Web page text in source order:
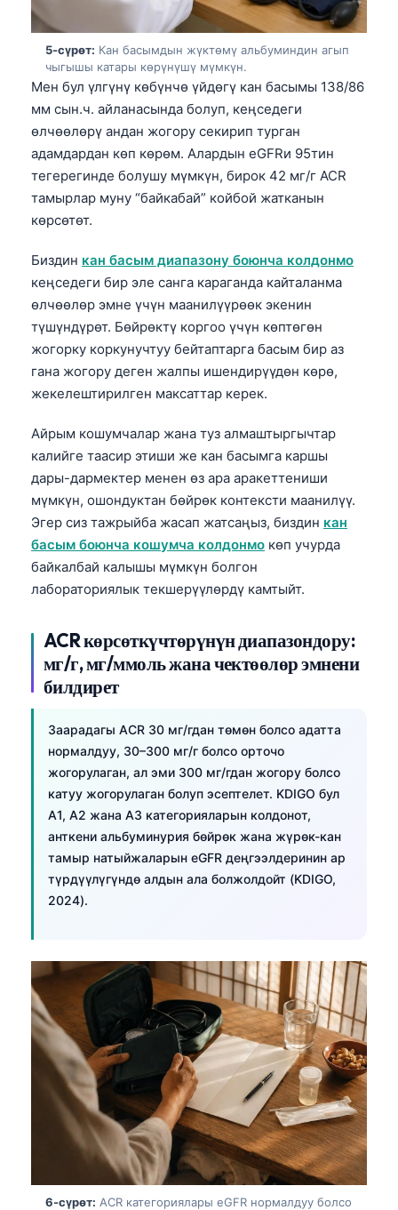
5-сүрөт: Кан басымдын жүктөмү альбуминдин агып
чыгышы катары көрүнүшү мүмкүн.
Мен бул үлгүнү көбүнчө үйдөгү кан басымы 138/86
мм сын.ч. айланасында болуп, кеңседеги
өлчөөлөрү андан жогору секирип турган
адамдардан көп көрөм. Алардын eGFRи 95тин
тегерегинде болушу мүмкүн, бирок 42 мг/г ACR
тамырлар муну “байкабай” койбой жатканын
көрсөтөт.
Биздин кан басым диапазону боюнча колдонмо
кеңседеги бир эле санга караганда кайталанма
өлчөөлөр эмне үчүн маанилүүрөөк экенин
түшүндүрөт. Бөйрөктү коргоо үчүн көптөгөн
жогорку коркунучтуу бейтаптарга басым бир аз
гана жогору деген жалпы ишендирүүдөн көрө,
жекелештирилген максаттар керек.
Айрым кошумчалар жана туз алмаштыргычтар
калийге таасир этиши же кан басымга каршы
дары-дармектер менен өз ара аракеттениши
мүмкүн, ошондуктан бөйрөк контексти маанилүү.
Эгер сиз тажрыйба жасап жатсаңыз, биздин кан
басым боюнча кошумча колдонмо көп учурда
байкалбай калышы мүмкүн болгон
лабораториялык текшерүүлөрдү камтыйт.
ACR көрсөткүчтөрүнүн диапазондору:
мг/г, мг/ммоль жана чектөөлөр эмнени
билдирет
Заарадагы ACR 30 мг/гдан төмөн болсо адатта
нормалдуу, 30–300 мг/г болсо орточо
жогорулаган, ал эми 300 мг/гдан жогору болсо
катуу жогорулаган болуп эсептелет. KDIGO бул
A1, A2 жана A3 категорияларын колдонот,
анткени альбуминурия бөйрөк жана жүрөк-кан
тамыр натыйжаларын eGFR деңгээлдеринин ар
түрдүүлүгүндө алдын ала болжолдойт (KDIGO,
2024).
6-сүрөт: ACR категориялары eGFR нормалдуу болсо
Euskara
Gàidhlig
Occitan
العربية المغربية
Afrikaans
Монгол
ພາສາລາວ
Basa Jawa
Cebuano
Татар теле
Беларуская мова
Esperanto
Frysk
Norsk bokmål